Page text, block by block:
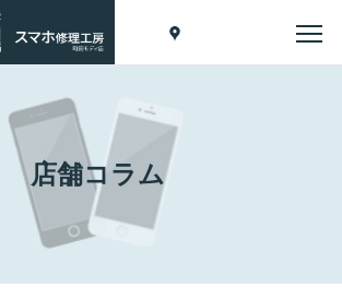
店舗コラム